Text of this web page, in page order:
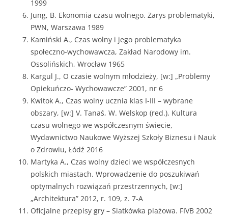
1999
Jung, B. Ekonomia czasu wolnego. Zarys problematyki,
PWN, Warszawa 1989
Kamiński A., Czas wolny i jego problematyka
społeczno-wychowawcza, Zakład Narodowy im.
Ossolińskich, Wrocław 1965
Kargul J., O czasie wolnym młodzieży, [w:] „Problemy
Opiekuńczo- Wychowawcze” 2001, nr 6
Kwitok A., Czas wolny ucznia klas I-III – wybrane
obszary, [w:] V. Tanaś, W. Welskop (red.), Kultura
czasu wolnego we współczesnym świecie,
Wydawnictwo Naukowe Wyższej Szkoły Biznesu i Nauk
o Zdrowiu, Łódź 2016
Martyka A., Czas wolny dzieci we współczesnych
polskich miastach. Wprowadzenie do poszukiwań
optymalnych rozwiązań przestrzennych, [w:]
„Architektura” 2012, r. 109, z. 7-A
Oficjalne przepisy gry – Siatkówka plażowa. FIVB 2002